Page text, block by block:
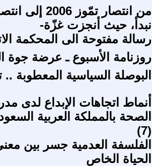
نبدأ، حيث أنجزت غزّة-
رسالة مفتوحة الى المحكمة
روزنامة الأسبوع ـ عرضة جوة
البوصلة السياسية المعطوبة
أنماط اتجاهات الإبداع لدى
الصحة بالمملكة العربية
(7)
الفلسفة العدمية جسر بين
الحياة الخاص